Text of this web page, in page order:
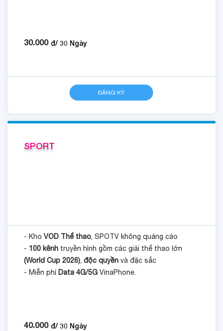
30.000 đ/30 Ngày
ĐĂNG KÝ
SPORT
- KhoVOD Thể thao, SPOTV không quảng cáo
- 100 kênh truyền hình gồm các giải thể thao lớn
(World Cup 2026),độc quyền và đặc sắc
- Miễn phí Data 4G/5G VinaPhone.
40.000 đ/30 Ngày